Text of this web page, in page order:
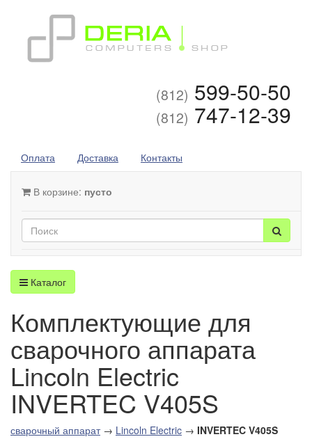
(812) 599-50-50
(812) 747-12-39
Оплата Доставка Контакты
В корзине: пусто
Каталог
Комплектующие для
сварочного аппарата
Lincoln Electric
INVERTEC V405S
сварочный аппарат→ Lincoln Electric → INVERTEC V405S